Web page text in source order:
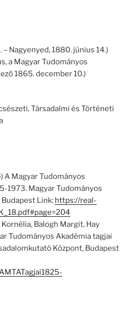
– Nagyenyed, 1880. június 14.)
a Magyar Tudományos
1865. december 10.)
Társadalmi és Történeti
A Magyar Tudományos
1973. Magyar Tudományos
Link: https://real-
Balogh Margit, Hay
Tudományos Akadémia tagjai
Központ, Budapest